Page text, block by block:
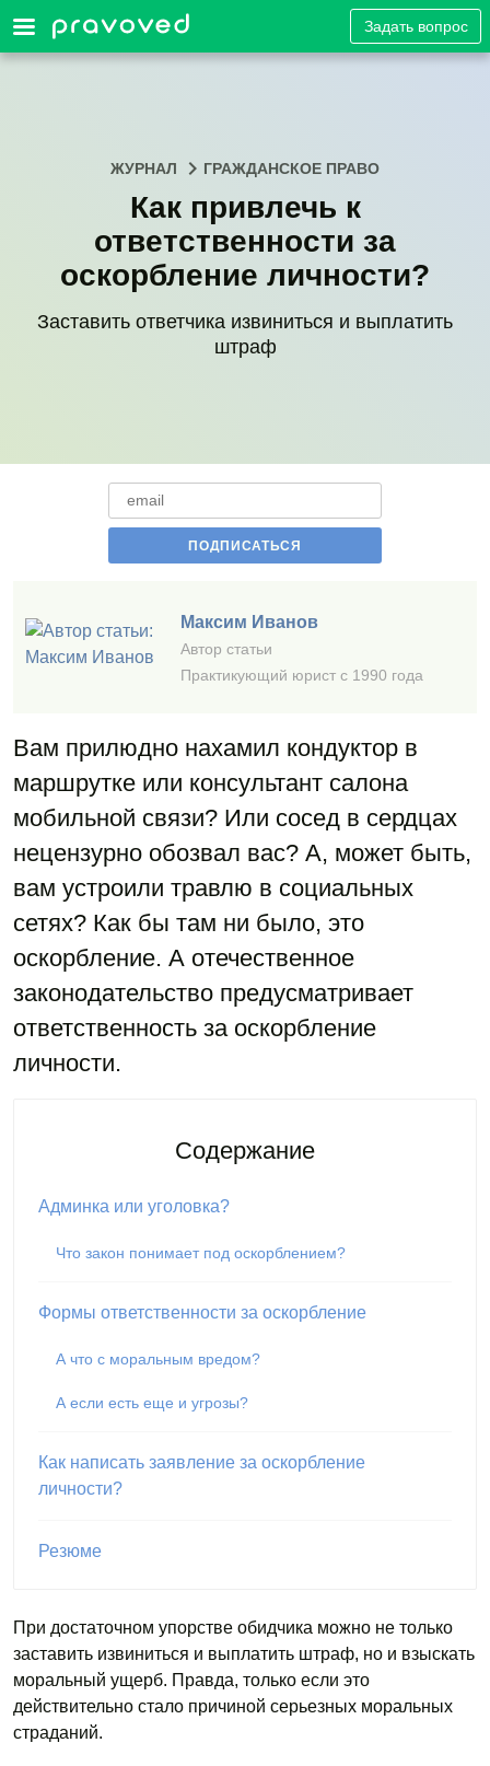
Задать вопрос
ЖУРНАЛ ГРАЖДАНСКОЕ ПРАВО
Как привлечь к
ответственности за
оскорбление личности?
Заставить ответчика извиниться и выплатить
штраф
Максим Иванов
Автор статьи
Практикующий юрист с 1990 года
Вам прилюдно нахамил кондуктор в
маршрутке или консультант салона
мобильной связи? Или сосед в сердцах
нецензурно обозвал вас? А, может быть,
вам устроили травлю в социальных
сетях? Как бы там ни было, это
оскорбление. А отечественное
законодательство предусматривает
ответственность за оскорбление
личности.
Содержание
Админка или уголовка?
Что закон понимает под оскорблением?
Формы ответственности за оскорбление
А что с моральным вредом?
А если есть еще и угрозы?
Как написать заявление за оскорбление
личности?
Резюме
При достаточном упорстве обидчика можно не только
заставить извиниться и выплатить штраф, но и взыскать
моральный ущерб. Правда, только если это
действительно стало причиной серьезных моральных
страданий.